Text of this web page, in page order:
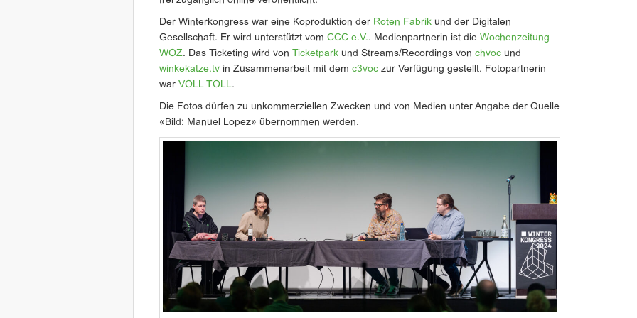
Der Winterkongress war eine Koproduktion der Roten Fabrik und der Digitalen
Gesellschaft. Er wird unterstützt vom CCC e.V.. Medienpartnerin ist die Wochenzeitung
WOZ. Das Ticketing wird von Ticketpark und Streams/Recordings von chvoc und
winkekatze.tv in Zusammenarbeit mit dem c3voc zur Verfügung gestellt. Fotopartnerin
war VOLL TOLL.
Die Fotos dürfen zu unkommerziellen Zwecken und von Medien unter Angabe der Quelle
«Bild: Manuel Lopez» übernommen werden.